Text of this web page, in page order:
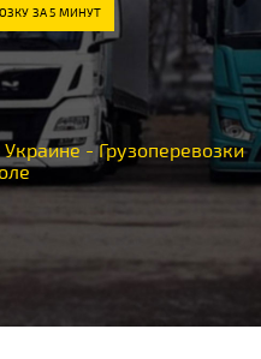
ЗА 5 МИНУТ
Украине-Грузоперевозки